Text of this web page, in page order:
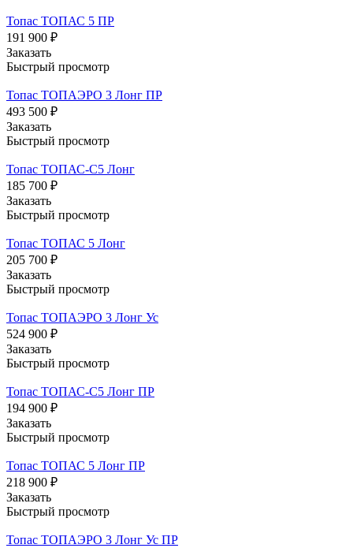
Топас ТОПАС 5 ПР
191 900 ₽
Заказать
Быстрый просмотр
Топас ТОПАЭРО 3 Лонг ПР
493 500 ₽
Заказать
Быстрый просмотр
Топас ТОПАС-С5 Лонг
185 700 ₽
Заказать
Быстрый просмотр
Топас ТОПАС 5 Лонг
205 700 ₽
Заказать
Быстрый просмотр
Топас ТОПАЭРО 3 Лонг Ус
524 900 ₽
Заказать
Быстрый просмотр
Топас ТОПАС-С5 Лонг ПР
194 900 ₽
Заказать
Быстрый просмотр
Топас ТОПАС 5 Лонг ПР
218 900 ₽
Заказать
Быстрый просмотр
Топас ТОПАЭРО 3 Лонг Ус ПР